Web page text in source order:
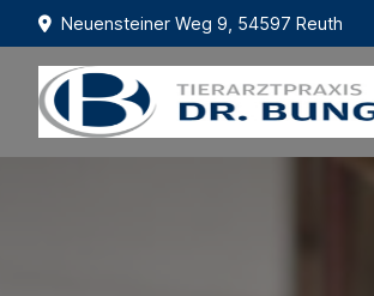
Neuensteiner Weg 9, 54597 Reuth